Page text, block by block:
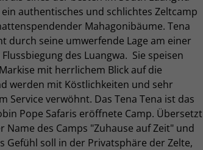
authentisches und schlichtes Zeltcamp
Mahagonibäume. Tena
durch seine umwerfende Lage am einer
des Luangwa. Sie speisen
mit herrlichem Blick auf die
werden mit Köstlichkeiten und sehr
Service verwöhnt. Das Tena Tena ist das
Pope Safaris eröffnete Camp. Übersetzt
Name des Camps "Zuhause auf Zeit" und
Gefühl soll in der Privatsphäre der Zelte,